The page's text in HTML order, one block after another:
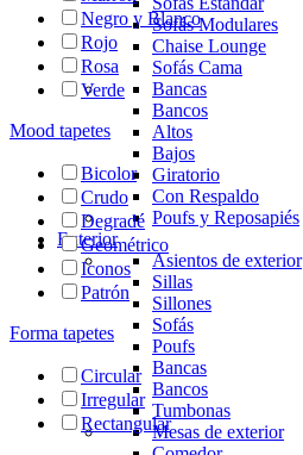
Sofás Modulares
Chaise Lounge
Sofás Cama
Bancas
Bancos
Altos
Bajos
Giratorio
Con Respaldo
Poufs y Reposapiés
Exterior
Asientos de exterior
Sillas
Sillones
Sofás
Poufs
Bancas
Bancos
Tumbonas
Mesas de exterior
Negro y Blanco
Rojo
Rosa
Verde
Mood tapetes
Bicolor
Crudo
Degradé
Geométrico
Iconos
Patrón
Forma tapetes
Circular
Irregular
Rectangular